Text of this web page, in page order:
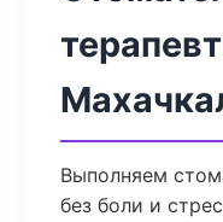
Выполняем
без боли и